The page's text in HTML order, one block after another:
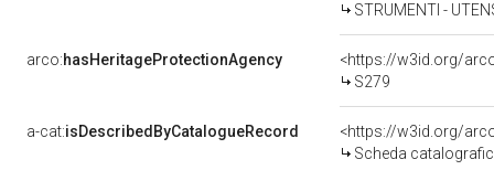
STRUMENTI -
arco:hasHeritageProtectionAgency
<https://w3id.org/
S279
a-cat:isDescribedByCatalogueRecord
<https://w3id.org/
Scheda